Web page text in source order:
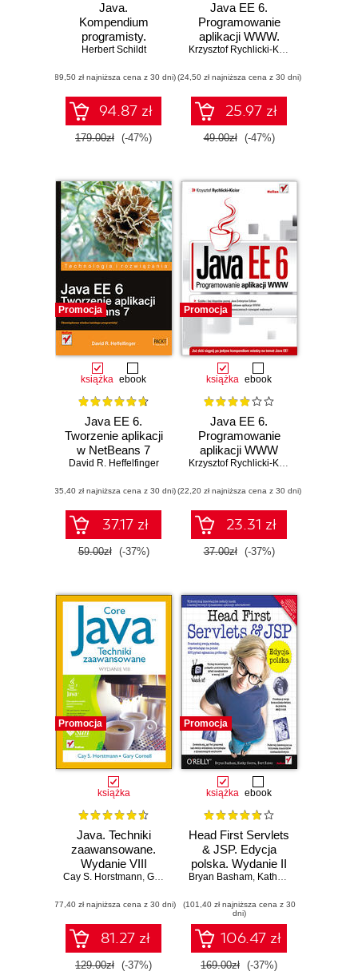
Java.
Kompendium
programisty.
Wydanie IX
Herbert Schildt
(89,50 zł najniższa cena z 30 dni)
94.87 zł
179.00zł (-47%)
Java EE 6.
Programowanie
aplikacji WWW.
Wydanie II
Krzysztof Rychlicki-Kicior
(24,50 zł najniższa cena z 30 dni)
25.97 zł
49.00zł (-47%)
Promocja
książka ebook
Java EE 6.
Tworzenie aplikacji
w NetBeans 7
David R. Heffelfinger
(35,40 zł najniższa cena z 30 dni)
37.17 zł
59.00zł (-37%)
Promocja
książka ebook
Java EE 6.
Programowanie
aplikacji WWW
Krzysztof Rychlicki-Kicior
(22,20 zł najniższa cena z 30 dni)
23.31 zł
37.00zł (-37%)
Promocja
książka
Java. Techniki
zaawansowane.
Wydanie VIII
Cay S. Horstmann, Gary Cornell
(77,40 zł najniższa cena z 30 dni)
81.27 zł
129.00zł (-37%)
Promocja
książka ebook
Head First Servlets
& JSP. Edycja
polska. Wydanie II
(Rusz głową!)
Bryan Basham, Kathy Sierra
(101,40 zł najniższa cena z 30
dni)
106.47 zł
169.00zł (-37%)